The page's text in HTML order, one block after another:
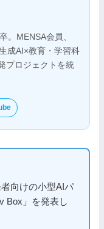
。MENSA会員、
成AI×教育・学習科
プロジェクトを統
向けの小型AIパ
Box」を発表し